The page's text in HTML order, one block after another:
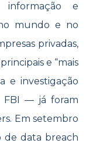
informação e
mundo e no
privadas,
e “mais
e investigação
FBI — já foram
Em setembro
de data breach